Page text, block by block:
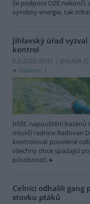
že podpora OZE
výrobny energie, tak
Jihlavský úřad
kontrol
6.8.2026 00:51 | JIHLAVA (
Diskuse: 1
hřišť, napouštění bazénů
mluvčí radnice Radovan
kontrolovat povolené
všechny obce spadající
působností.
Celníci odhalili gang
stovku ptáků